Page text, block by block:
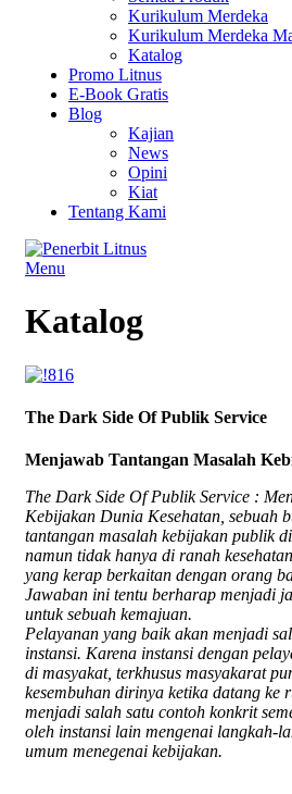
Kurikulum Merdeka
Kurikulum Merdeka
Katalog
Promo Litnus
E-Book Gratis
Blog
Kajian
News
Opini
Kiat
Tentang Kami
Menu
Katalog
The Dark Side Of Publik Service
Menjawab Tantangan Masalah
The Dark Side Of Publik Service :
Kebijakan Dunia Kesehatan, sebuah
tantangan masalah kebijakan publik
namun tidak hanya di ranah
yang kerap berkaitan dengan orang
Jawaban ini tentu berharap menjadi
untuk sebuah kemajuan.
Pelayanan yang baik akan menjadi
instansi. Karena instansi dengan
di masyakat, terkhusus masyakarat
kesembuhan dirinya ketika datang
menjadi salah satu contoh konkrit
oleh instansi lain mengenai langkah-
umum menegenai kebijakan.